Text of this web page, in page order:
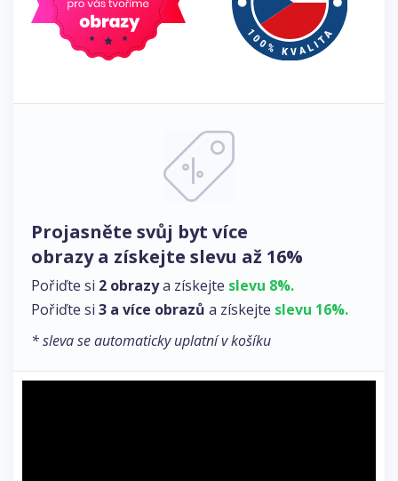
Projasněte svůj byt více
obrazy a získejte slevu až 16%
Pořiďte si 2 obrazya získejte slevu 8%.
Pořiďte si 3 a více obrazů a získejte slevu 16%.
* sleva se automaticky uplatní v košíku